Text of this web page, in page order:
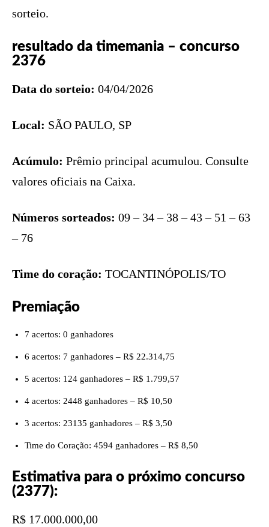
sorteio.
resultado da timemania – concurso
2376
Data do sorteio: 04/04/2026
Local: SÃO PAULO, SP
Acúmulo: Prêmio principal acumulou. Consulte
valores oficiais na Caixa.
Números sorteados: 09 – 34 – 38 – 43 – 51 – 63
– 76
Time do coração: TOCANTINÓPOLIS/TO
Premiação
7 acertos: 0 ganhadores
6 acertos: 7 ganhadores – R$ 22.314,75
5 acertos: 124 ganhadores – R$ 1.799,57
4 acertos: 2448 ganhadores – R$ 10,50
3 acertos: 23135 ganhadores – R$ 3,50
Time do Coração: 4594 ganhadores – R$ 8,50
Estimativa para o próximo concurso
(2377):
R$ 17.000.000,00